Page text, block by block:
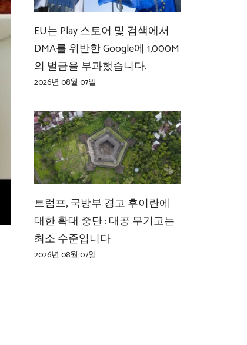
EU는 Play 스토어 및 검색에서
DMA를 위반한 Google에 1,000M
의 벌금을 부과했습니다.
2026년 08월 07일
트럼프, 국방부 경고 후이란에
대한 확대 중단 : 대공 무기고는
최소 수준입니다
2026년 08월 07일